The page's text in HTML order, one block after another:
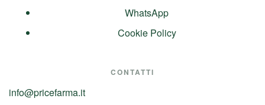
WhatsApp
Cookie Policy
CONTATTI
info@pricefarma.it